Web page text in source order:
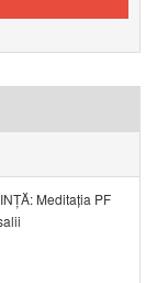
Meditația PF